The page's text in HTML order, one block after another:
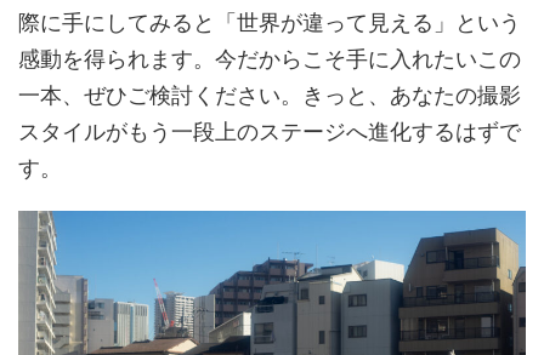
際に手にしてみると「世界が違って見える」という
感動を得られます。今だからこそ手に入れたいこの
一本、ぜひご検討ください。きっと、あなたの撮影
スタイルがもう一段上のステージへ進化するはずで
す。